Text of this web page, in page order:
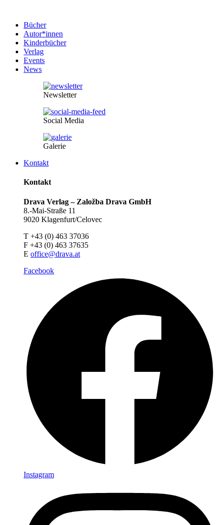
Bücher
Autor*innen
Kinderbücher
Verlag
Events
News
Newsletter
Social Media
Galerie
Kontakt
Kontakt
Drava Verlag – Založba Drava GmbH
8.-Mai-Straße 11
9020 Klagenfurt/Celovec
T +43 (0) 463 37036
F +43 (0) 463 37635
E office@drava.at
Facebook
Instagram